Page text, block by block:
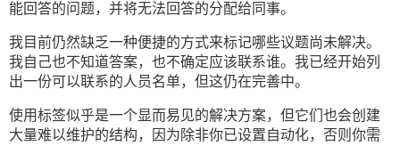
能回答的问题，并将无法回答的分配给同事。
我目前仍然缺乏一种便捷的方式来标记哪些议题尚未解决。
我自己也不知道答案，也不确定应该联系谁。我已经开始列
出一份可以联系的人员名单，但这仍在完善中。
使用标签似乎是一个显而易见的解决方案，但它们也会创建
大量难以维护的结构，因为除非你已设置自动化，否则你需